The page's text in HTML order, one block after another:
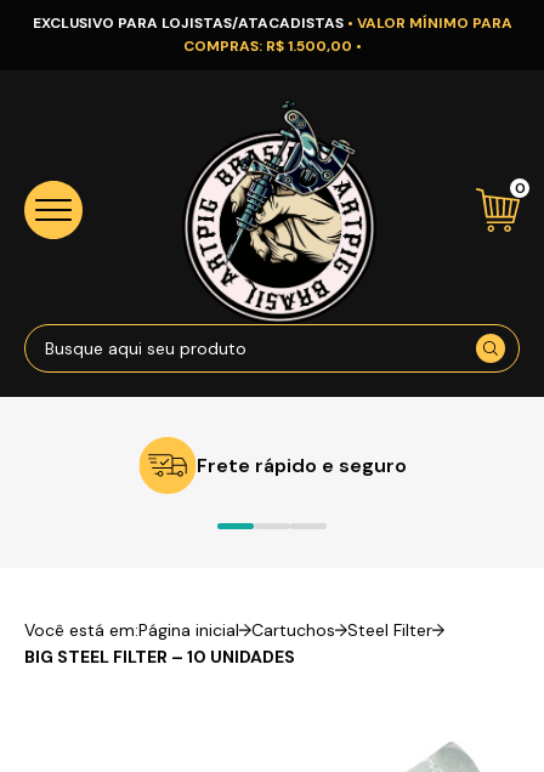
EXCLUSIVO PARA LOJISTAS/ATACADISTAS • VALOR MÍNIMO PARA
COMPRAS: R$ 1.500,00 •
0
Frete rápido e seguro
Você está em:Página inicial Cartuchos
Steel Filter
BIG STEEL FILTER – 10 UNIDADES